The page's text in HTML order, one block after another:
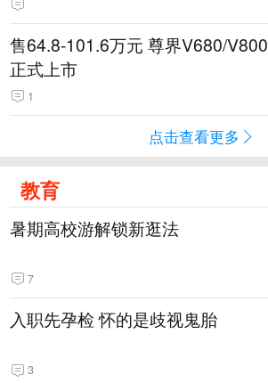
售64.8-101.6万元 尊界V680/V800
正式上市
1
点击查看更多
教育
暑期高校游解锁新逛法
7
入职先孕检 怀的是歧视鬼胎
3